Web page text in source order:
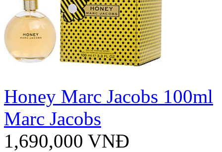
Honey Marc Jacobs 100ml
Marc Jacobs
1,690,000 VNĐ